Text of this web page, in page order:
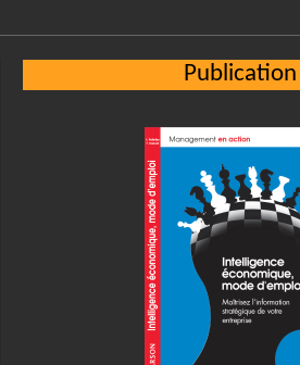
Publication